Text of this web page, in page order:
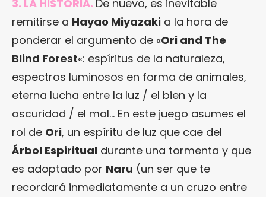
3. LA HISTORIA. De nuevo, es inevitable
remitirse a Hayao Miyazaki a la hora de
ponderar el argumento de «Ori and The
Blind Forest«: espíritus de la naturaleza,
espectros luminosos en forma de animales,
eterna lucha entre la luz / el bien y la
oscuridad / el mal… En este juego asumes el
rol de Ori, un espíritu de luz que cae del
Árbol Espiritual durante una tormenta y que
es adoptado por Naru (un ser que te
recordará inmediatamente a un cruzo entre